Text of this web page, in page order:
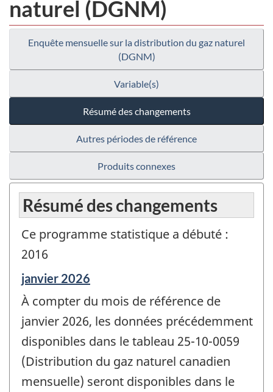
naturel (DGNM)
Enquête mensuelle sur la distribution du gaz naturel
(DGNM)
Variable(s)
Résumé des changements
Autres périodes de référence
Produits connexes
Résumé des changements
Ce programme statistique a débuté :
2016
Période
de
référence
de
changement
-
janvier 2026
À compter du mois de référence de
janvier 2026, les données précédemment
disponibles dans le tableau 25-10-0059
(Distribution du gaz naturel canadien
mensuelle) seront disponibles dans le